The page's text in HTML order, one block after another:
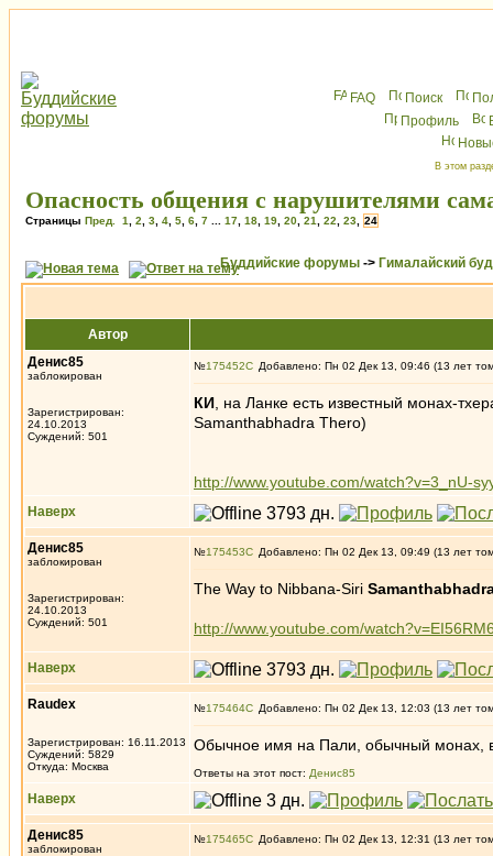
FAQ Поиск
Профиль
В этом
Опасность общения с нарушителями
Страницы Пред. 1 2 3 4 5 6 7 17 18 19 20 21 22 23 24
Буддийские форумы -> Гималайский
Автор
Денис85
заблокирован
Зарегистрирован:
24.10.2013
Суждений: 501
№175452 Добавлено: Пн 02 Дек 13, 09:46 (13 лет
КИ , на Ланке есть известный монах-
Samanthabhadra Thero)
http://www.youtube.com/watch?v=3_nU-
Наверх
Денис85
заблокирован
Зарегистрирован:
24.10.2013
Суждений: 501
№175453 Добавлено: Пн 02 Дек 13, 09:49 (13 лет
The Way to Nibbana-Siri
http://www.youtube.com/
Наверх
Raudex
Зарегистрирован: 16.11.2013
Суждений: 5829
Откуда: Москва
№175464 Добавлено: Пн 02 Дек 13, 12:03 (13 лет
Обычное имя на Пали, обычный монах,
Ответы на этот пост: Денис85
Наверх
Денис85
заблокирован
№175465 Добавлено: Пн 02 Дек 13, 12:31 (13 лет